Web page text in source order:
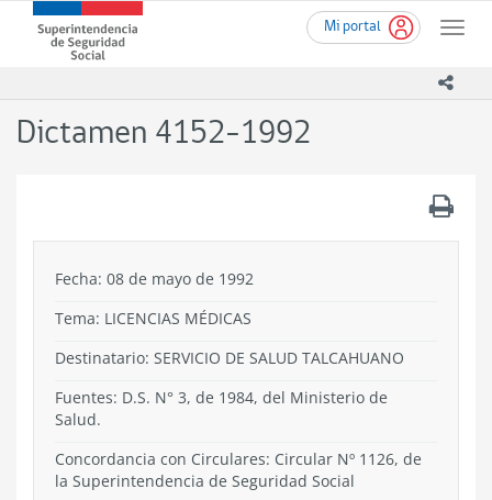
contenido
Mi portal
Toggle
Superintendencia
de
-
Dictamen 4152-1992
Fecha: 08 de mayo de 1992
Tema: LICENCIAS MÉDICAS
Destinatario: SERVICIO DE SALUD TALCAHUANO
Fuentes: D.S. N° 3, de 1984, del Ministerio de
Salud.
Concordancia con Circulares: Circular Nº 1126, de
la Superintendencia de Seguridad Social